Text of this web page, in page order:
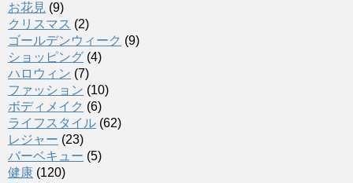
お花見 (9)
クリスマス (2)
ゴールデンウィーク (9)
ショッピング (4)
ハロウィン (7)
ファッション (10)
ボディメイク (6)
ライフスタイル (62)
レジャー (23)
バーベキュー (5)
健康 (120)